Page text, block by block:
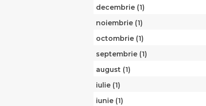
decembrie (1)
noiembrie (1)
octombrie (1)
septembrie (1)
august (1)
iulie (1)
iunie (1)